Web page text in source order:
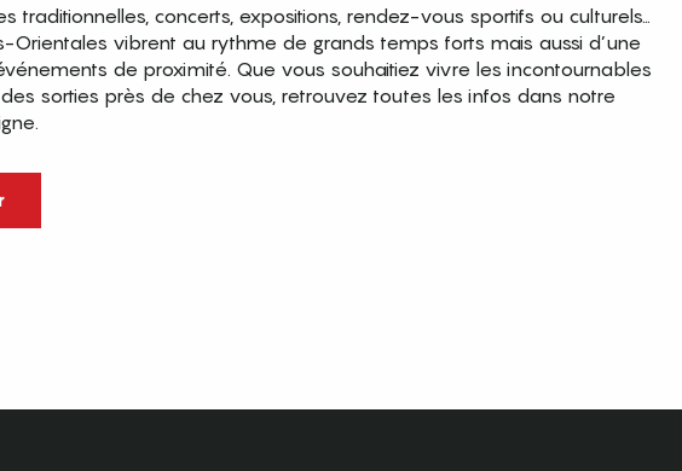
traditionnelles, concerts, expositions, rendez-vous sportifs ou culturels…
Orientales vibrent au rythme de grands temps forts mais aussi d’une
de proximité. Que vous souhaitiez vivre les incontournables
sorties près de chez vous, retrouvez toutes les infos dans notre